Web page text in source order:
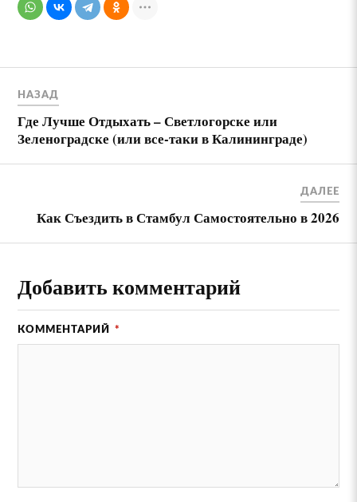
НАЗАД
Где Лучше Отдыхать – Светлогорске или
Зеленоградске (или все-таки в Калининграде)
ДАЛЕЕ
Как Съездить в Стамбул Самостоятельно в 2026
Добавить комментарий
КОММЕНТАРИЙ *